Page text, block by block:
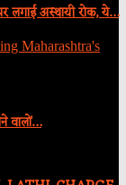
लगाई अस्थायी रोक, ये…
वालों…